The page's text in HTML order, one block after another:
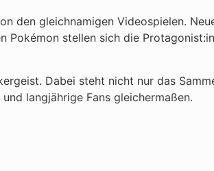
den gleichnamigen Videospielen.
stellen sich die
Dabei steht nicht nur das
langjährige Fans gleichermaßen.